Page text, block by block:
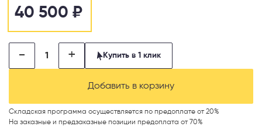
40 500 ₽
- + Купить в 1 клик
Добавить в корзину
Складская программа осуществляется по предоплате от 20%
На заказные и предзаказные позиции предоплата от 70%